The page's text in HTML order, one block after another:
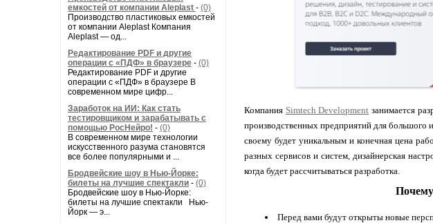
емкостей от компании Aleplast - (0)
Производство пластиковых емкостей
от компании Aleplast Компания
Aleplast — од...
Редактирование PDF и другие
операции с «ПДФ» в браузере - (0)
Редактирование PDF и другие
операции с «ПДФ» в браузере В
современном мире цифр...
Заработок на ИИ: Как стать
тестировщиком и зарабатывать с
помощью РосНейро! - (0)
В современном мире технологии
искусственного разума становятся
все более популярными и ...
Бродвейские шоу в Нью-Йорке:
билеты на лучшие спектакли - (0)
Бродвейские шоу в Нью-Йорке:
билеты на лучшие спектакли Нью-
Йорк — э...
Компания Simtech Development занимается
производственных предприятий для большого
своему будет уникальным и конечная цена
разных сервисов и систем, дизайнерская
когда будет рассчитываться разработка.
Перед вами будут открыты новые